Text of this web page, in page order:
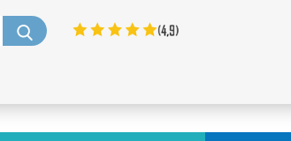
Suchbegriff...